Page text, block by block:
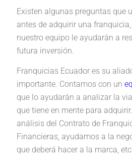
Existen algunas preguntas que
antes de adquirir una
nuestro equipo le ayudarán a
futura inversión.
Franquicias Ecuador es su
importante. Contamos con un
que lo ayudarán a analizar la
que tiene en mente para
análisis del Contrato de
Financieras, ayudamos a la
que deberá hacer a la marca, etc.